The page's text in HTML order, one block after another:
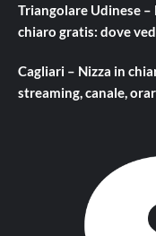
Triangolare Udinese
chiaro gratis: dove
Cagliari – Nizza in
streaming, canale,